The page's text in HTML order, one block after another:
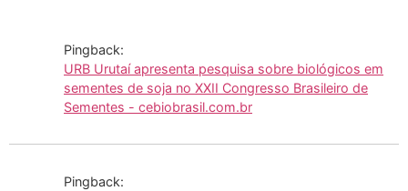
Pingback:
URB Urutaí apresenta pesquisa sobre biológicos em
sementes de soja no XXII Congresso Brasileiro de
Sementes - cebiobrasil.com.br
Pingback: